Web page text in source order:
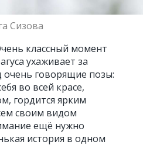
Сизова
классный момент
ухаживает за
очень говорящие позы:
во всей красе,
гордится ярким
своим видом
ещё нужно
история в одном